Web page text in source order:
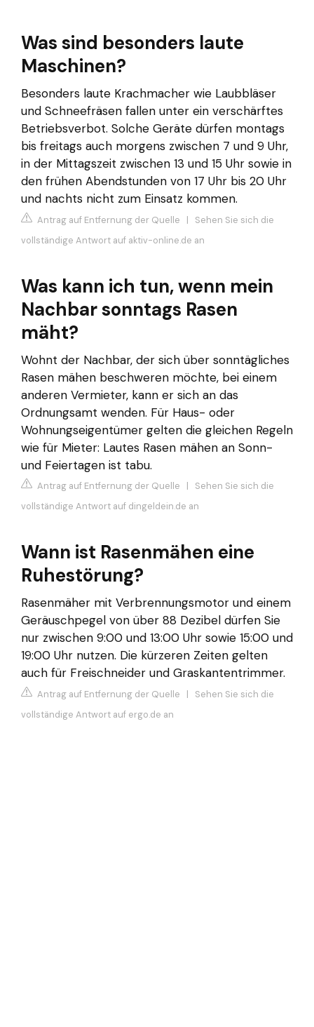
Was sind besonders laute
Maschinen?
Besonders laute Krachmacher wie Laubbläser
und Schneefräsen fallen unter ein verschärftes
Betriebsverbot. Solche Geräte dürfen montags
bis freitags auch morgens zwischen 7 und 9 Uhr,
in der Mittagszeit zwischen 13 und 15 Uhr sowie in
den frühen Abendstunden von 17 Uhr bis 20 Uhr
und nachts nicht zum Einsatz kommen.
Antrag auf Entfernung der Quelle | Sehen Sie sich die
vollständige Antwort auf aktiv-online.de an
Was kann ich tun, wenn mein
Nachbar sonntags Rasen
mäht?
Wohnt der Nachbar, der sich über sonntägliches
Rasen mähen beschweren möchte, bei einem
anderen Vermieter, kann er sich an das
Ordnungsamt wenden. Für Haus- oder
Wohnungseigentümer gelten die gleichen Regeln
wie für Mieter: Lautes Rasen mähen an Sonn-
und Feiertagen ist tabu.
Antrag auf Entfernung der Quelle | Sehen Sie sich die
vollständige Antwort auf dingeldein.de an
Wann ist Rasenmähen eine
Ruhestörung?
Rasenmäher mit Verbrennungsmotor und einem
Geräuschpegel von über 88 Dezibel dürfen Sie
nur zwischen 9:00 und 13:00 Uhr sowie 15:00 und
19:00 Uhr nutzen. Die kürzeren Zeiten gelten
auch für Freischneider und Graskantentrimmer.
Antrag auf Entfernung der Quelle | Sehen Sie sich die
vollständige Antwort auf ergo.de an